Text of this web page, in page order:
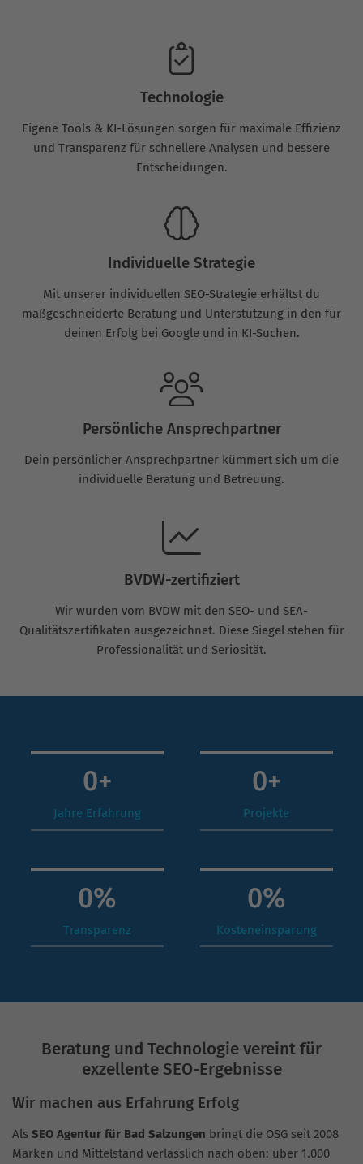
Technologie
Eigene Tools & KI-Lösungen sorgen für maximale Effizienz
und Transparenz für schnellere Analysen und bessere
Entscheidungen.
Individuelle Strategie
Mit unserer individuellen SEO-Strategie erhältst du
maßgeschneiderte Beratung und Unterstützung in den für
deinen Erfolg bei Google und in KI-Suchen.
Persönliche Ansprechpartner
Dein persönlicher Ansprechpartner kümmert sich um die
individuelle Beratung und Betreuung.
BVDW-zertifiziert
Wir wurden vom BVDW mit den SEO- und SEA-
Qualitätszertifikaten ausgezeichnet. Diese Siegel stehen für
Professionalität und Seriosität.
0+
Jahre Erfahrung
0+
Projekte
0%
Transparenz
0%
Kosteneinsparung
Beratung und Technologie vereint für
exzellente SEO-Ergebnisse
Wir machen aus Erfahrung Erfolg
Als SEO Agentur für Bad Salzungen bringt die OSG seit 2008
Marken und Mittelstand verlässlich nach oben: über 1.000